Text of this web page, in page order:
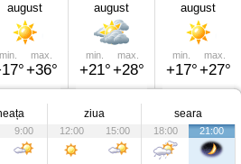
august
min. max.
+36°
august
min.
+21°
max.
+28°
august
min.
+17°
max.
+27°
ziua seara
9:00 12:00 15:00 18:00 21:00